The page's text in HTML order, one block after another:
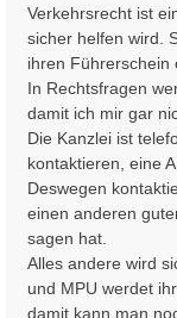
Verkehrsrecht ist
sicher helfen wird.
ihren Führerschein
In Rechtsfragen
damit ich mir gar
Die Kanzlei ist
kontaktieren, eine
Deswegen
einen anderen
sagen hat.
Alles andere wird
und MPU werdet
damit kann man